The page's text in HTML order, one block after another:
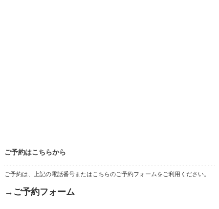
ご予約はこちらから
ご予約は、上記の電話番号またはこちらのご予約フォームをご利用ください。
→ご予約フォーム